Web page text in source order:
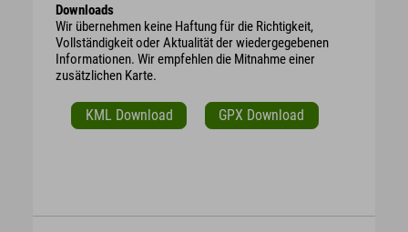
Downloads
Wir übernehmen keine Haftung für die Richtigkeit,
Vollständigkeit oder Aktualität der wiedergegebenen
Informationen. Wir empfehlen die Mitnahme einer
zusätzlichen Karte.
KML Download GPX Download